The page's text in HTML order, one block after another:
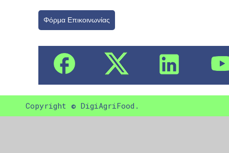
Φόρμα Επικοινωνίας
Copyright © DigiAgriFood.